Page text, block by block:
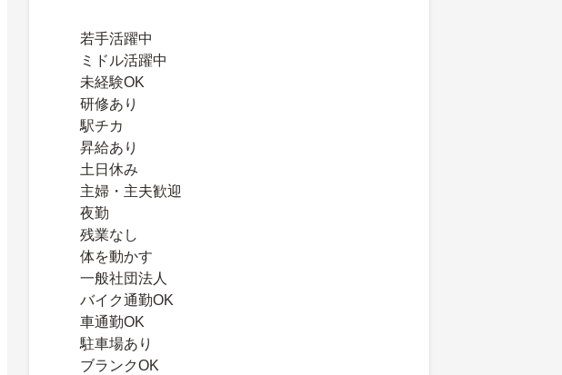
若手活躍中
ミドル活躍中
未経験OK
研修あり
駅チカ
昇給あり
土日休み
主婦・主夫歓迎
夜勤
残業なし
体を動かす
一般社団法人
バイク通勤OK
車通勤OK
駐車場あり
ブランクOK